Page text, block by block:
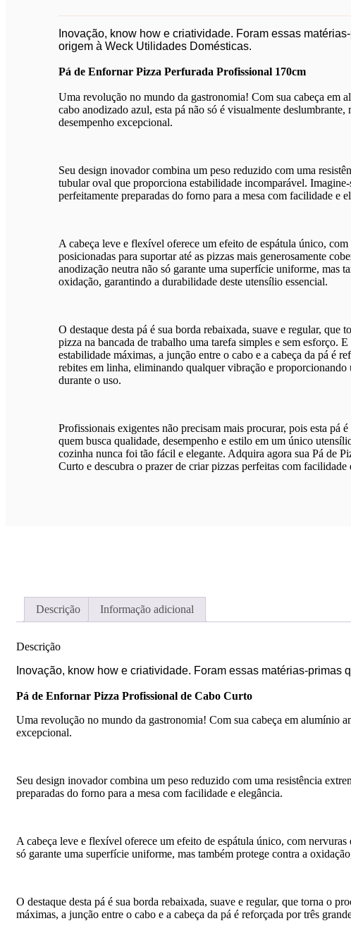
170cm
quantidade
Inovação, know how e criatividade. Foram essas
origem à Weck Utilidades Domésticas.
Pá de Enfornar Pizza Perfurada Profissional 170cm
Uma revolução no mundo da gastronomia! Com sua cabeça em
cabo anodizado azul, esta pá não só é visualmente deslumbrante,
desempenho excepcional.
Seu design inovador combina um peso reduzido com uma
tubular oval que proporciona estabilidade incomparável.
perfeitamente preparadas do forno para a mesa com facilidade e
A cabeça leve e flexível oferece um efeito de espátula único, com
posicionadas para suportar até as pizzas mais generosamente
anodização neutra não só garante uma superfície uniforme, mas
oxidação, garantindo a durabilidade deste utensílio essencial.
O destaque desta pá é sua borda rebaixada, suave e regular, que
pizza na bancada de trabalho uma tarefa simples e sem esforço.
estabilidade máximas, a junção entre o cabo e a cabeça da pá é
rebites em linha, eliminando qualquer vibração e
durante o uso.
Profissionais exigentes não precisam mais procurar, pois esta pá
quem busca qualidade, desempenho e estilo em um único
cozinha nunca foi tão fácil e elegante. Adquira agora sua Pá de
Curto e descubra o prazer de criar pizzas perfeitas com facilidade
Descrição Informação adicional
Descrição
Inovação, know how e criatividade. Foram essas matérias-
Pá de Enfornar Pizza Profissional de Cabo Curto
Uma revolução no mundo da gastronomia! Com sua cabeça em alumínio
excepcional.
Seu design inovador combina um peso reduzido com uma resistência
preparadas do forno para a mesa com facilidade e elegância.
A cabeça leve e flexível oferece um efeito de espátula único, com
só garante uma superfície uniforme, mas também protege contra a
O destaque desta pá é sua borda rebaixada, suave e regular, que torna o
máximas, a junção entre o cabo e a cabeça da pá é reforçada por três